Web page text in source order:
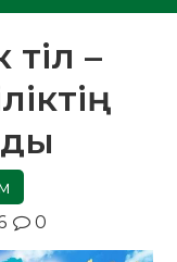
–
0